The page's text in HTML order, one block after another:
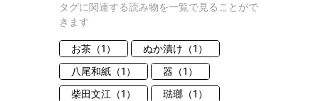
タグに関連する読み物を一覧で見ることがで
きます
お茶（1）
ぬか漬け（1）
八尾和紙（1）
器（1）
柴田文江（1）
琺瑯（1）